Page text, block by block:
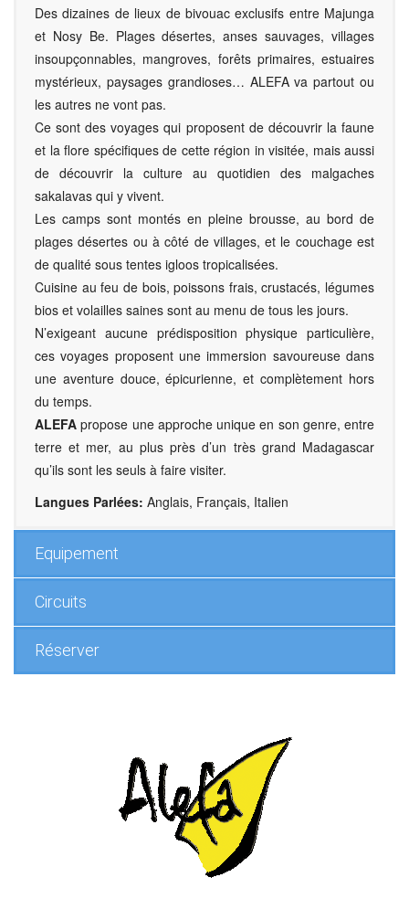
Des dizaines de lieux de bivouac exclusifs entre Majunga
et Nosy Be. Plages désertes, anses sauvages, villages
insoupçonnables, mangroves, forêts primaires, estuaires
mystérieux, paysages grandioses… ALEFA va partout ou
les autres ne vont pas.
Ce sont des voyages qui proposent de découvrir la faune
et la flore spécifiques de cette région in visitée, mais aussi
de découvrir la culture au quotidien des malgaches
sakalavas qui y vivent.
Les camps sont montés en pleine brousse, au bord de
plages désertes ou à côté de villages, et le couchage est
de qualité sous tentes igloos tropicalisées.
Cuisine au feu de bois, poissons frais, crustacés, légumes
bios et volailles saines sont au menu de tous les jours.
N’exigeant aucune prédisposition physique particulière,
ces voyages proposent une immersion savoureuse dans
une aventure douce, épicurienne, et complètement hors
du temps.
ALEFA propose une approche unique en son genre, entre
terre et mer, au plus près d’un très grand Madagascar
qu’ils sont les seuls à faire visiter.
Langues Parlées: Anglais, Français, Italien
Equipement
Circuits
Réserver